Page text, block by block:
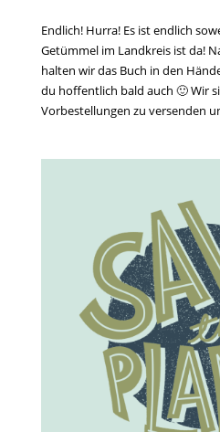
Endlich! Hurra! Es ist endlich
Getümmel im Landkreis ist da!
halten wir das Buch in den
du hoffentlich bald auch 🙂 Wir
Vorbestellungen zu versenden